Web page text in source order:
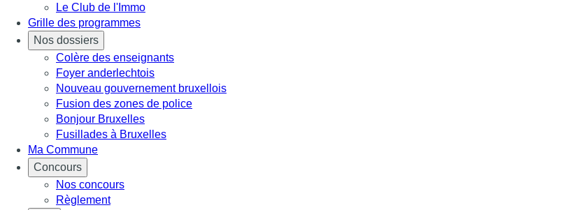
Le Club de l'Immo
Grille des programmes
Nos dossiers
Colère des enseignants
Foyer anderlechtois
Nouveau gouvernement bruxellois
Fusion des zones de police
Bonjour Bruxelles
Fusillades à Bruxelles
Ma Commune
Concours
Nos concours
Règlement